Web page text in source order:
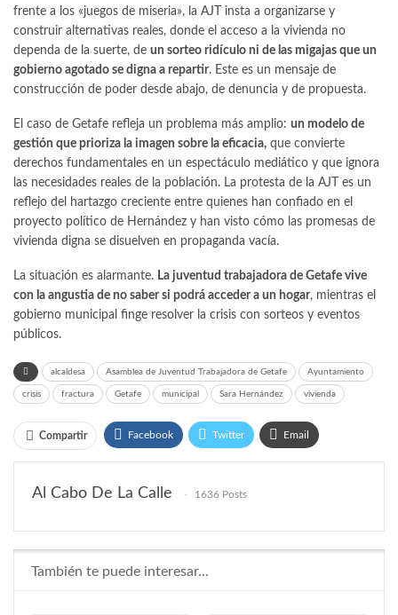
frente a los «juegos de miseria», la AJT insta a organizarse y
construir alternativas reales, donde el acceso a la vivienda no
dependa de la suerte, de un sorteo ridículo ni de las migajas que un
gobierno agotado se digna a repartir. Este es un mensaje de
construcción de poder desde abajo, de denuncia y de propuesta.
El caso de Getafe refleja un problema más amplio: un modelo de
gestión que prioriza la imagen sobre la eficacia, que convierte
derechos fundamentales en un espectáculo mediático y que ignora
las necesidades reales de la población. La protesta de la AJT es un
reflejo del hartazgo creciente entre quienes han confiado en el
proyecto político de Hernández y han visto cómo las promesas de
vivienda digna se disuelven en propaganda vacía.
La situación es alarmante. La juventud trabajadora de Getafe vive
con la angustia de no saber si podrá acceder a un hogar, mientras el
gobierno municipal finge resolver la crisis con sorteos y eventos
públicos.
alcaldesa Asamblea de Juventud Trabajadora de Getafe Ayuntamiento
crisis fractura Getafe municipal Sara Hernández vivienda
Compartir Facebook Twitter Email
Al Cabo De La Calle 1636 Posts
También te puede interesar...